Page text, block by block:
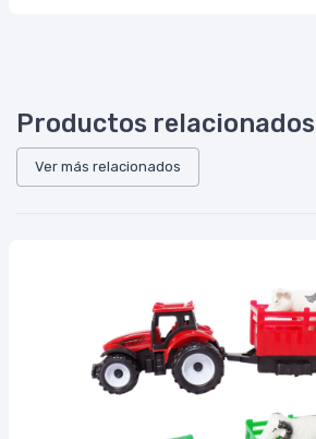
Productos relacionados
Ver más relacionados